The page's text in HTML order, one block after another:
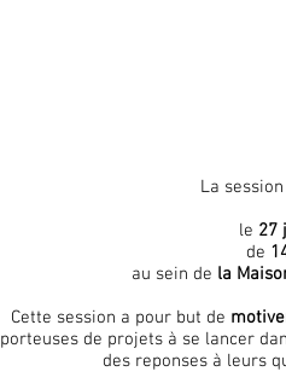
La
le 27
de
au sein de la
Cette session a pour but de
porteuses de projets à se lancer
des reponses à leurs